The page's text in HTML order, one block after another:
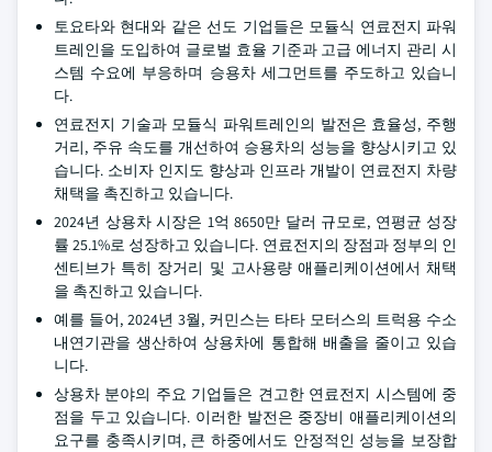
토요타와 현대와 같은 선도 기업들은 모듈식 연료전지 파워
트레인을 도입하여 글로벌 효율 기준과 고급 에너지 관리 시
스템 수요에 부응하며 승용차 세그먼트를 주도하고 있습니
다.
연료전지 기술과 모듈식 파워트레인의 발전은 효율성, 주행
거리, 주유 속도를 개선하여 승용차의 성능을 향상시키고 있
습니다. 소비자 인지도 향상과 인프라 개발이 연료전지 차량
채택을 촉진하고 있습니다.
2024년 상용차 시장은 1억 8650만 달러 규모로, 연평균 성장
률 25.1%로 성장하고 있습니다. 연료전지의 장점과 정부의 인
센티브가 특히 장거리 및 고사용량 애플리케이션에서 채택
을 촉진하고 있습니다.
예를 들어, 2024년 3월, 커민스는 타타 모터스의 트럭용 수소
내연기관을 생산하여 상용차에 통합해 배출을 줄이고 있습
니다.
상용차 분야의 주요 기업들은 견고한 연료전지 시스템에 중
점을 두고 있습니다. 이러한 발전은 중장비 애플리케이션의
요구를 충족시키며, 큰 하중에서도 안정적인 성능을 보장합